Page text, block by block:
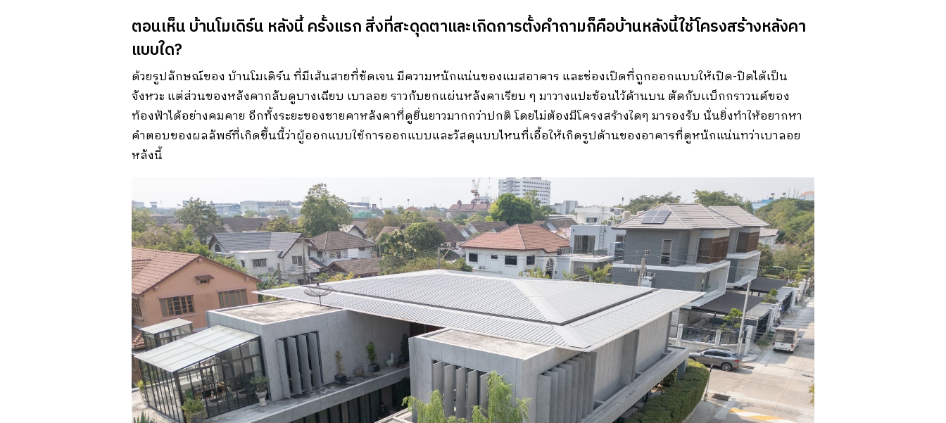
ตอนเห็น บ้านโมเดิร์น หลังนี้ ครั้งแรก สิ่งที่สะดุดตาและเกิดการตั้งคำถามก็คือบ้านหลังนี้ใช้โครงสร้างหลังคา
แบบใด?
ด้วยรูปลักษณ์ของ บ้านโมเดิร์น ที่มีเส้นสายที่ชัดเจน มีความหนักแน่นของแมสอาคาร และช่องเปิดที่ถูกออกแบบให้เปิด-ปิดได้เป็น
จังหวะ แต่ส่วนของหลังคากลับดูบางเฉียบ เบาลอย ราวกับยกแผ่นหลังคาเรียบ ๆ มาวางแปะซ้อนไว้ด้านบน ตัดกับเเบ็กกราวนด์ของ
ท้องฟ้าได้อย่างคมคาย อีกทั้งระยะของชายคาหลังคาที่ดูยื่นยาวมากกว่าปกติ โดยไม่ต้องมีโครงสร้างใดๆ มารองรับ นั่นยิ่งทำให้อยากหา
คำตอบของผลลัพธ์ที่เกิดขึ้นนี้ว่าผู้ออกแบบใช้การออกแบบและวัสดุแบบไหนที่เอื้อให้เกิดรูปด้านของอาคารที่ดูหนักแน่นทว่าเบาลอย
หลังนี้